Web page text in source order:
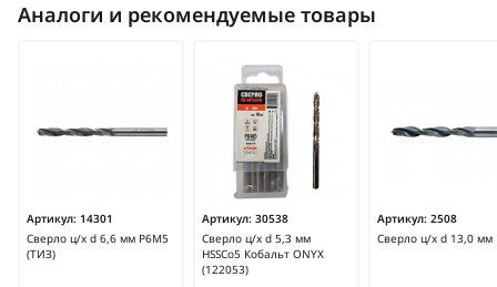
Аналоги и рекомендуемые товары
Артикул: 14301
Сверло ц/х d 6,6 мм Р6М5
(ТИЗ)
Артикул: 30538
Сверло ц/х d 5,3 мм
HSSCo5 Кобальт ONYX
(122053)
Артикул: 2508
Сверло ц/х d 13,0 мм